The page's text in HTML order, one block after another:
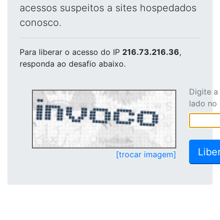
acessos suspeitos a sites hospedados
conosco.
Para liberar o acesso do IP 216.73.216.36,
responda ao desafio abaixo.
[trocar imagem]
Digite
lado no